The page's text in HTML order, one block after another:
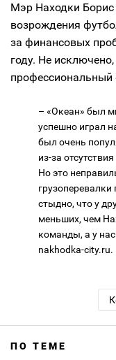
Мэр Находки
возрождения
за финансовых
году. Не
профессиональный
– «Океан» был
успешно играл
был очень
из-за
Но это
стыдно, что у
меньших, чем
команды, а у
nakhodka-city.ru.
ПО ТЕМЕ